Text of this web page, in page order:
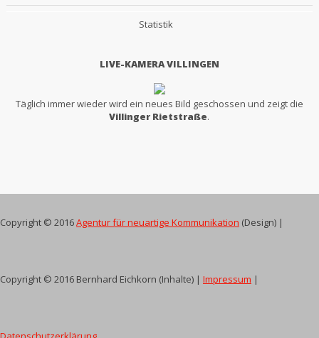
Statistik
LIVE-KAMERA VILLINGEN
Täglich immer wieder wird ein neues Bild geschossen und zeigt die
Villinger Rietstraße.
Copyright © 2016Agentur für neuartige Kommunikation (Design) |
Copyright © 2016 Bernhard Eichkorn (Inhalte) | Impressum |